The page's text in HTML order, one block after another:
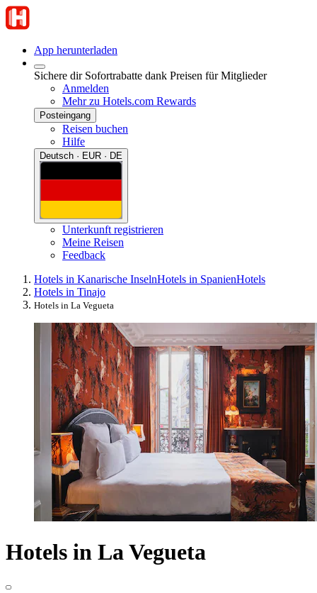
App herunterladen
Sichere dir Sofortrabatte dank Preisen für Mitglieder
Anmelden
Mehr zu Hotels.com Rewards
Posteingang
Reisen buchen
Hilfe
Deutsch · EUR · DE
Unterkunft registrieren
Meine Reisen
Feedback
Hotels in Kanarische InselnHotels in SpanienHotels
Hotels in Tinajo
Hotels in La Vegueta
Hotels in La Vegueta